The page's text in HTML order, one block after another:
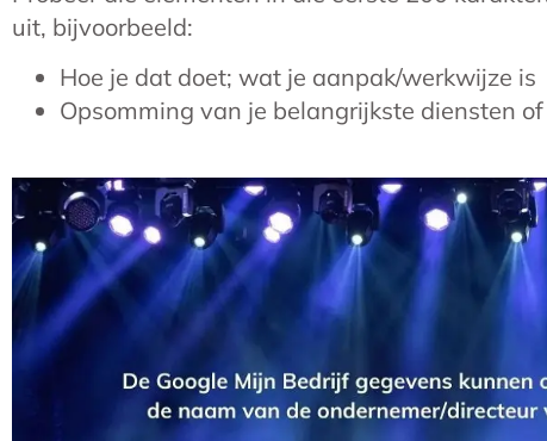
uit, bijvoorbeeld:
Hoe je dat doet; wat je aanpak/werkwijze is
Opsomming van je belangrijkste diensten